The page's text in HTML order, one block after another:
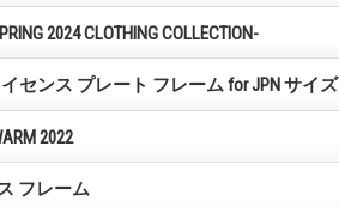
2024 CLOTHING COLLECTION-
センス プレート フレーム for JPN サイズ
2022
フレーム